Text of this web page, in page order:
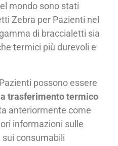
mondo sono stati
Zebra per Pazienti nel
di braccialetti sia
termici più durevoli e
possono essere
trasferimento termico
anteriormente come
informazioni sulle
consumabili